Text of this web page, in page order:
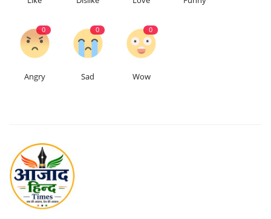
0
Angry
0
Sad
0
Wow